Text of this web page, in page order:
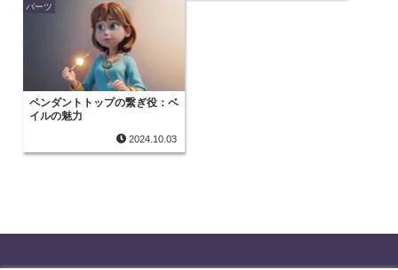
パーツ
ペンダントトップの繋ぎ役：ベ
イルの魅力
2024.10.03